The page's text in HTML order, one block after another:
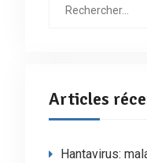
Articles
Hantavirus: